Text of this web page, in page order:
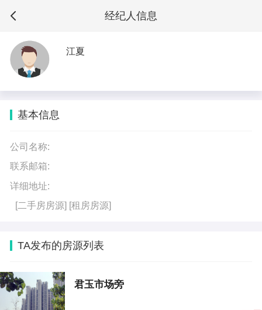
经纪人信息
江夏
基本信息
公司名称:
联系邮箱:
详细地址:
[二手房房源] [租房房源]
TA发布的房源列表
君玉市场旁